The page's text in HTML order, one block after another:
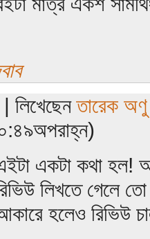
লিখেছেনতারেক অণু
একটা কথা হল!
লিখতে গেলে
হলেও রিভিউ